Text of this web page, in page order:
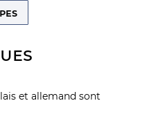
et allemand sont